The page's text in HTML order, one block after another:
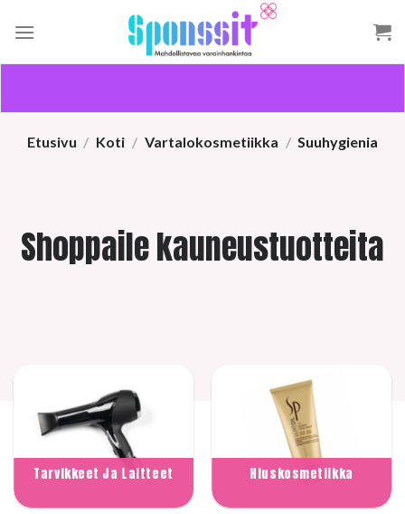
Etusivu / Koti / Vartalokosmetiikka / Suuhygienia
Shoppaile kauneustuotteita
Tarvikkeet Ja Laitteet Hiuskosmetiikka